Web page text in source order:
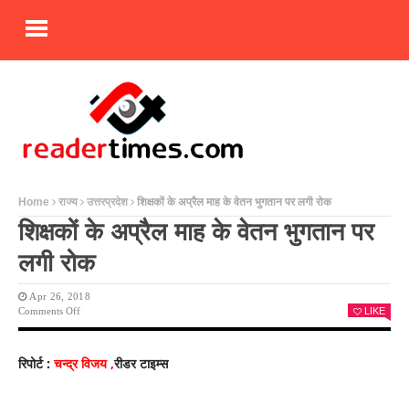
Home राज्य उत्तरप्रदेश शिक्षकों के अप्रैल माह के वेतन भुगतान पर लगी रोक
शिक्षकों के अप्रैल माह के वेतन भुगतान पर
लगी रोक
Apr 26, 2018
Comments OffOn
माह
LIKE
रिपोर्ट :चन्द्र विजय ,रीडर टाइम्स